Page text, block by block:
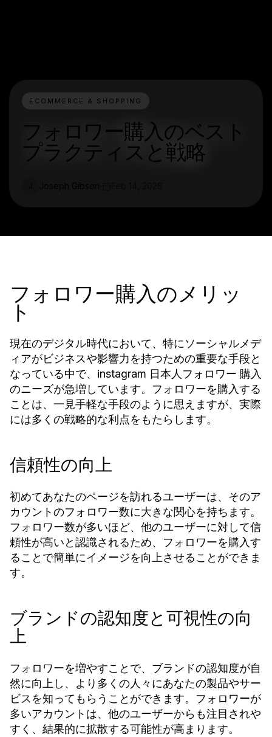
ECOMMERCE & SHOPPING
フォロワー購入のベスト
プラクティスと戦略
フォロワー購入のメリッ
ト
現在のデジタル時代において、特にソーシャルメデ
ィアがビジネスや影響力を持つための重要な手段と
なっている中で、
instagram 日本人フォロワー 購入
のニーズが急増しています。フォロワーを購入する
ことは、一見手軽な手段のように思えますが、実際
には多くの戦略的な利点をもたらします。
信頼性の向上
初めてあなたのページを訪れるユーザーは、そのア
カウントのフォロワー数に大きな関心を持ちます。
フォロワー数が多いほど、他のユーザーに対して信
頼性が高いと認識されるため、フォロワーを購入す
ることで簡単にイメージを向上させることができま
す。
ブランドの認知度と可視性の向
上
フォロワーを増やすことで、ブランドの認知度が自
然に向上し、より多くの人々にあなたの製品やサー
ビスを知ってもらうことができます。フォロワーが
多いアカウントは、他のユーザーからも注目されや
すく、結果的に拡散する可能性が高まります。